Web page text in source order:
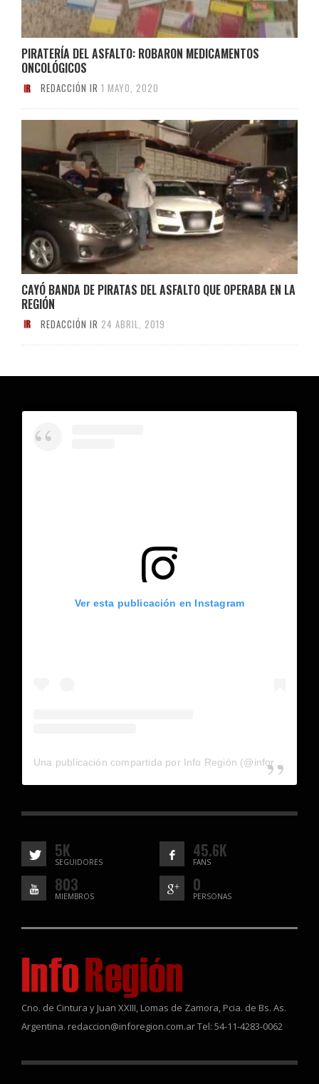
PIRATERÍA DEL ASFALTO: ROBARON MEDICAMENTOS
ONCOLÓGICOS
REDACCIÓN IR 1 MAYO, 2020
CAYÓ BANDA DE PIRATAS DEL ASFALTO QUE OPERABA EN LA
REGIÓN
REDACCIÓN IR 24 ABRIL, 2019
Ver esta publicación en Instagram
5K
SEGUIDORES
45.6K
FANS
803
MIEMBROS
0
PERSONAS
Cno. de Cintura y Juan XXIII, Lomas de Zamora, Pcia. de Bs. As.
Argentina. redaccion@inforegion.com.ar Tel: 54-11-4283-0062